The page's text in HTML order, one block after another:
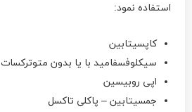
استفاده نمود:
کاپسیتابین
سیکلوفسفامید با یا بدون متوترکسات
اپی روبیسین
جمسیتابین – پاکلی تاکسل